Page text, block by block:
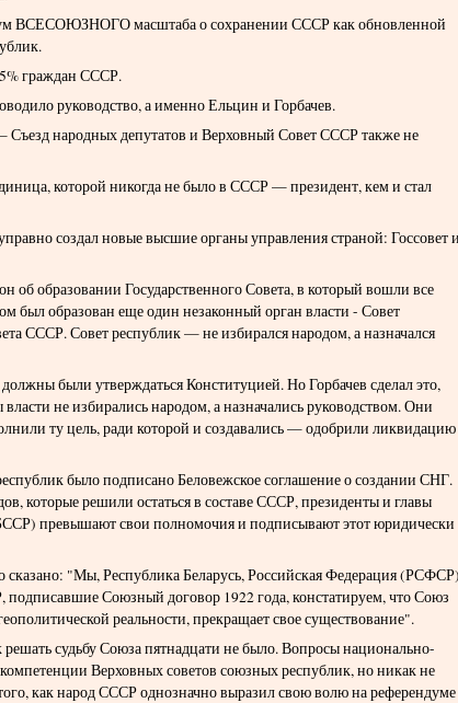
ВСЕСОЮЗНОГО масштаба о сохранении СССР как обновленной
граждан СССР.
руководство, а именно Ельцин и Горбачев.
народных депутатов и Верховный Совет СССР также не
которой никогда не было в СССР — президент, кем и стал
создал новые высшие органы управления страной: Госсовет и
об образовании Государственного Совета, в который вошли все
был образован еще один незаконный орган власти - Совет
СССР. Совет республик — не избирался народом, а назначался
были утверждаться Конституцией. Но Горбачев сделал это,
не избирались народом, а назначались руководством. Они
ту цель, ради которой и создавались — одобрили ликвидацию
было подписано Беловежское соглашение о создании СНГ.
которые решили остаться в составе СССР, президенты и главы
превышают свои полномочия и подписывают этот юридически
сказано: "Мы, Республика Беларусь, Российская Федерация
подписавшие Союзный договор 1922 года, констатируем, что Союз
реальности, прекращает свое существование".
судьбу Союза пятнадцати не было. Вопросы национально-
компетенции Верховных советов союзных республик, но никак не
как народ СССР однозначно выразил свою волю на референдуме